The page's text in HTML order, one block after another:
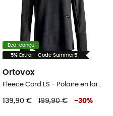
Eco-conçu
-5% Extra - Code Summer5
Ortovox
Fleece Cord LS - Polaire en laine mérinos femme
139,90 € 199,90 € -30%